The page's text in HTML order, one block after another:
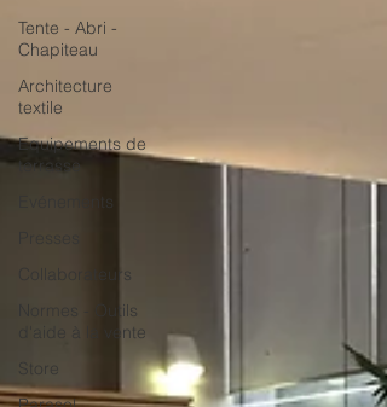
Tente - Abri -
Chapiteau
Architecture
textile
Equipements de
terrasse
Evénements
Collaborateurs
Normes - Outils
d'aide à la vente
Store